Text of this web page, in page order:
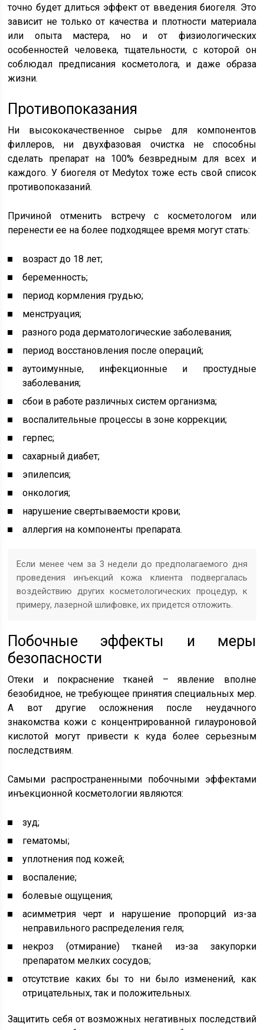
точно будет длиться эффект от введения биогеля. Это
зависит не только от качества и плотности материала
или опыта мастера, но и от физиологических
особенностей человека, тщательности, с которой он
соблюдал предписания косметолога, и даже образа
жизни.
Противопоказания
Ни высококачественное сырье для компонентов
филлеров, ни двухфазовая очистка не способны
сделать препарат на 100% безвредным для всех и
каждого. У биогеля от Medytox тоже есть свой список
противопоказаний.
Причиной отменить встречу с косметологом или
перенести ее на более подходящее время могут стать:
возраст до 18 лет;
беременность;
период кормления грудью;
менструация;
разного рода дерматологические заболевания;
период восстановления после операций;
аутоимунные, инфекционные и простудные
заболевания;
сбои в работе различных систем организма;
воспалительные процессы в зоне коррекции;
герпес;
сахарный диабет;
эпилепсия;
онкология;
нарушение свертываемости крови;
аллергия на компоненты препарата.
Если менее чем за 3 недели до предполагаемого дня
проведения инъекций кожа клиента подвергалась
воздействию других косметологических процедур, к
примеру, лазерной шлифовке, их придется отложить.
Побочные эффекты и меры
безопасности
Отеки и покраснение тканей – явление вполне
безобидное, не требующее принятия специальных мер.
А вот другие осложнения после неудачного
знакомства кожи с концентрированной гилауроновой
кислотой могут привести к куда более серьезным
последствиям.
Самыми распространенными побочными эффектами
инъекционной косметологии являются:
зуд;
гематомы;
уплотнения под кожей;
воспаление;
болевые ощущения;
асимметрия черт и нарушение пропорций из-за
неправильного распределения геля;
некроз (отмирание) тканей из-за закупорки
препаратом мелких сосудов;
отсутствие каких бы то ни было изменений, как
отрицательных, так и положительных.
Защитить себя от возможных негативных последствий